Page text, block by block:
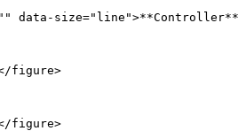
data-
figure>
figure>